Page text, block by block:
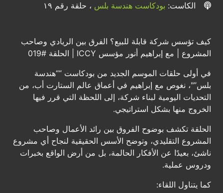
الكاست: بودكاست هندسة بلس ، حلقة رقم ١٩
كيف تؤسس شركة قابلة للبيع؟ الفرق بين الريادي وصاحب
المشروع | مع إبراهيم أنور مؤسس ICCY | الحلقة #019
في أولى حلقات الموسم الجديد من بودكاست ““هندسة
بلس”"، نغوص مع إبراهيم في أعماق عالم الستارت أب، من
التحديات اليومية لبناء شركة، إلى اللحظة التي قرر فيها
الخروج منها بشكل استراتيجي.
الحلقة تكشف بوضوح الفروق بين رائد الأعمال وصاحب
المشروع التقليدي، وتوضح الأسس الحقيقية لنجاح أي مشروع
ناشئ، بعيدًا عن الأفكار الحالمة، بل من أرض الواقع بخبرات
ودروس عملية.
كما يتناول اللقاء: